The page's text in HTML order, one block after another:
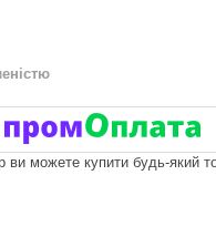
ви можете купити будь-який